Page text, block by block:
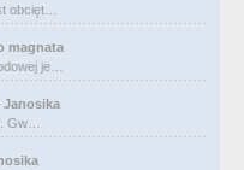
obcięt…
magnata
je…
Janosika
Gw…